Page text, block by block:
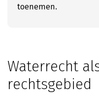
toenemen.
Waterrecht
rechtsgebied